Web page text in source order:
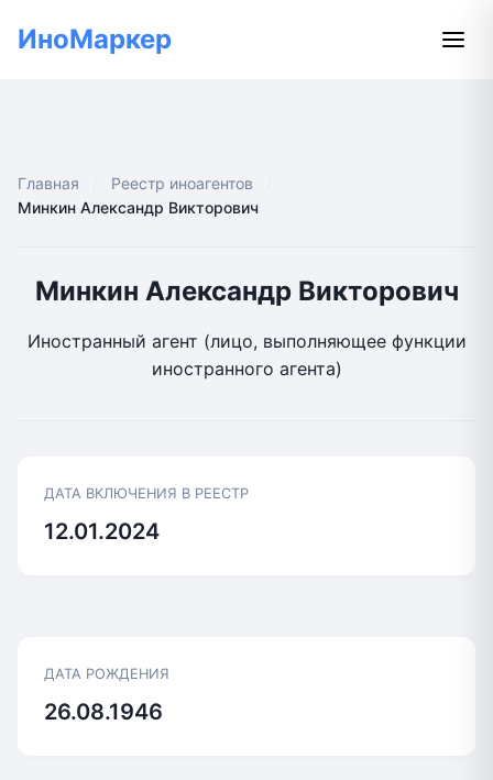
ИноМаркер
Главная
Реестр иноагентов
Минкин Александр Викторович
Минкин Александр Викторович
Иностранный агент (лицо, выполняющее функции
иностранного агента)
ДАТА ВКЛЮЧЕНИЯ В РЕЕСТР
12.01.2024
ДАТА РОЖДЕНИЯ
26.08.1946